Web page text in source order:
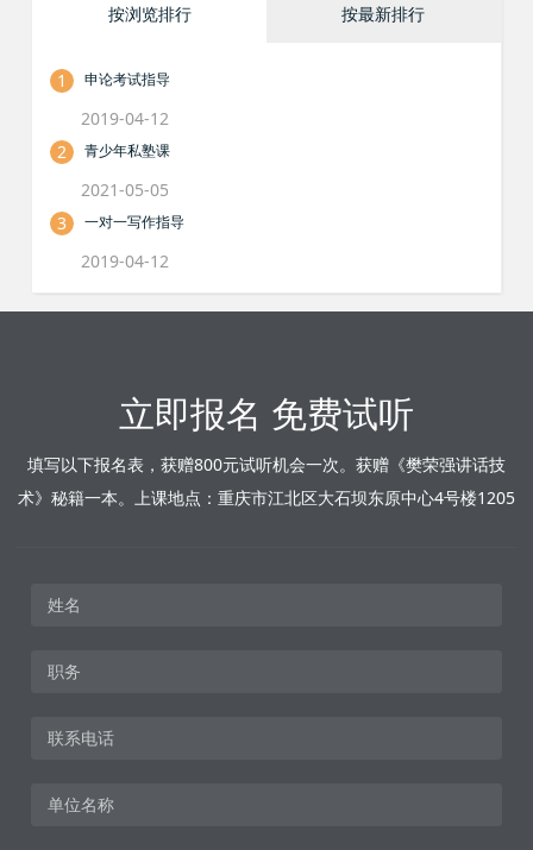
按浏览排行 按最新排行
1 申论考试指导
2019-04-12
2
青少年私塾课
2021-05-05
3
一对一写作指导
2019-04-12
立即报名 免费试听
填写以下报名表，获赠800元试听机会一次。获赠《樊荣强讲话技
术》秘籍一本。上课地点：重庆市江北区大石坝东原中心4号楼1205